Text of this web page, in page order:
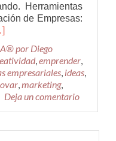
Herramientas
de Empresas:
por Diego
,emprender,
empresariales, ideas,
,marketing,
Deja un comentario